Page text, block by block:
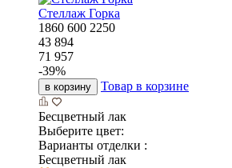
Стеллаж Горка
1860 600 2250
43 894
71 957
-39%
в корзину Товар в корзине
Бесцветный лак
Выберите цвет:
Варианты отделки :
Бесцветный лак